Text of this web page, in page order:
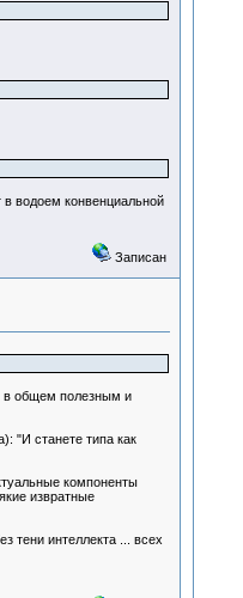
в водоем конвенциальной
Записан
в общем полезным и
"И станете типа как
компоненты
извратные
тени интеллекта ... всех